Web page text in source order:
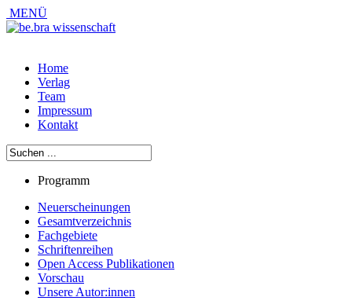
MENÜ
Home
Verlag
Team
Impressum
Kontakt
Programm
Neuerscheinungen
Gesamtverzeichnis
Fachgebiete
Schriftenreihen
Open Access Publikationen
Vorschau
Unsere Autor:innen